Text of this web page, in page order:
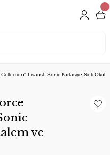
Lisanslı Sonic Kırtasiye Seti
ve